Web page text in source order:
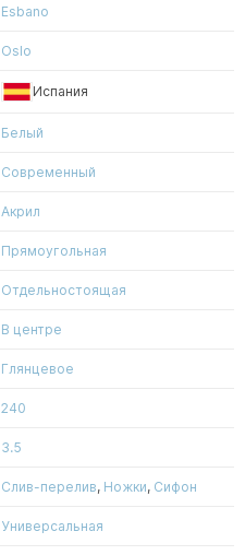
Esbano
Oslo
Испания
Белый
Современный
Акрил
Прямоугольная
Отдельностоящая
В центре
Глянцевое
240
3.5
Слив-перелив, Ножки, Сифон
Универсальная